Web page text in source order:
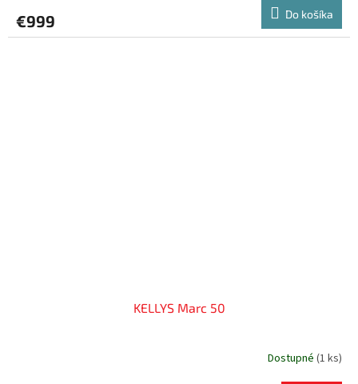
€999 Do košíka
KELLYS Marc 50
Dostupné (1 ks)